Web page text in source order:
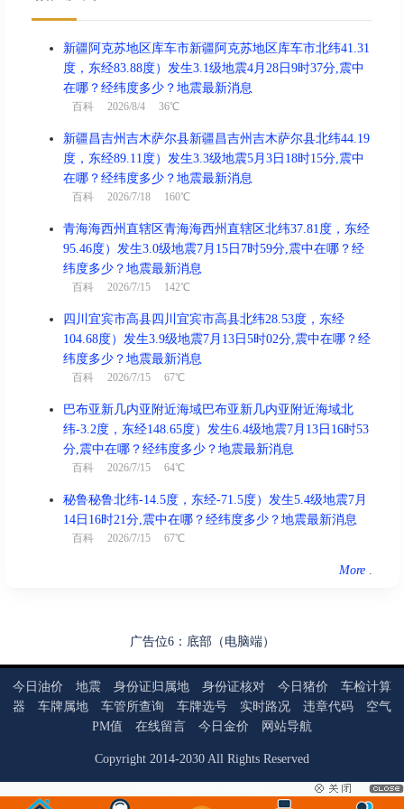
新疆阿克苏地区库车市新疆阿克苏地区库车市北纬41.31
度，东经83.88度）发生3.1级地震4月28日9时37分,震中
在哪？经纬度多少？地震最新消息
百科 2026/8/4 36℃
新疆昌吉州吉木萨尔县新疆昌吉州吉木萨尔县北纬44.19
度，东经89.11度）发生3.3级地震5月3日18时15分,震中
在哪？经纬度多少？地震最新消息
百科 2026/7/18 160℃
青海海西州直辖区青海海西州直辖区北纬37.81度，东经
95.46度）发生3.0级地震7月15日7时59分,震中在哪？经
纬度多少？地震最新消息
百科 2026/7/15 142℃
四川宜宾市高县四川宜宾市高县北纬28.53度，东经
104.68度）发生3.9级地震7月13日5时02分,震中在哪？经
纬度多少？地震最新消息
百科 2026/7/15 67℃
巴布亚新几内亚附近海域巴布亚新几内亚附近海域北
纬-3.2度，东经148.65度）发生6.4级地震7月13日16时53
分,震中在哪？经纬度多少？地震最新消息
百科 2026/7/15 64℃
秘鲁秘鲁北纬-14.5度，东经-71.5度）发生5.4级地震7月
14日16时21分,震中在哪？经纬度多少？地震最新消息
百科 2026/7/15 67℃
More
广告位6：底部（电脑端）
今日油价 地震 身份证归属地 身份证核对 今日猪价
车检计算
器
车牌属地 车管所查询 车牌选号 实时路况 违章代码
空气
PM值
在线留言 今日金价 网站导航
Copyright 2014-2030 All Rights Reserved